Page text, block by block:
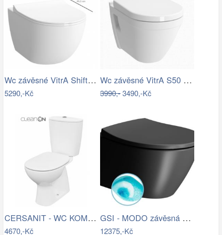
Wc závěsné VitrA Shift zadní odpad 7747…
5290,-Kč
Wc závěsné VitrA S50 zadní odpad 5618…
3990,-3490,-Kč
CERSANIT - WC KOMBI 682 ARTECO CO 020 3…
4670,-Kč
GSI - MODO závěsná WC mísa, Swirlflush,…
12375,-Kč